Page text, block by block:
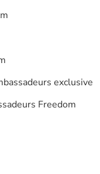
exclusive
Freedom